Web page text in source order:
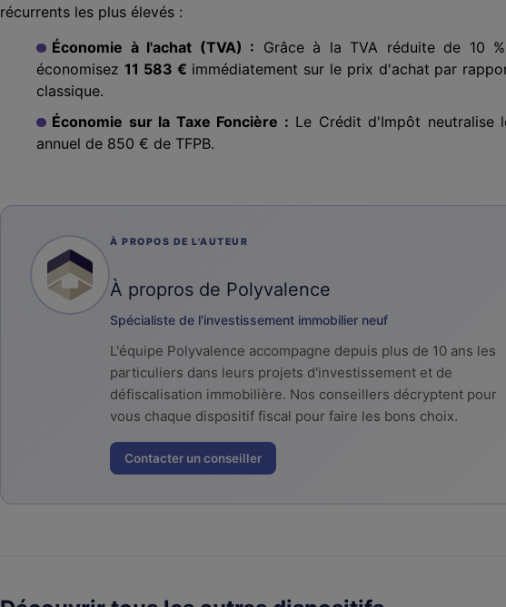
récurrents les plus élevés :
Économie à l'achat (TVA) : Grâce à la TVA réduite de 10
économisez 11 583 € immédiatement sur le prix d'achat par
classique.
Économie sur la Taxe Foncière : Le Crédit d'Impôt neutralise
annuel de 850 € de TFPB.
À PROPOS DE L'AUTEUR
À propros de Polyvalence
Spécialiste de l'investissement immobilier neuf
L'équipe Polyvalence accompagne depuis plus de 10 ans les
particuliers dans leurs projets d'investissement et de
défiscalisation immobilière. Nos conseillers décryptent pour
vous chaque dispositif fiscal pour faire les bons choix.
Contacter un conseiller